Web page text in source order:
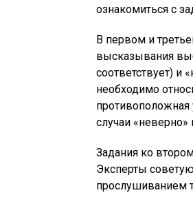
ознакомиться с
В первом и
высказывания
соответствует) и
необходимо
случаи «неверно»
Задания ко
Эксперты
прослушиванием